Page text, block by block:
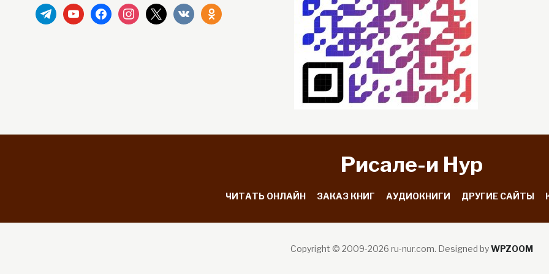
telegramyoutubefacebookinstagram
x vkontakteodnoklassniki
Рисале-и Hyp
ЧИТАТЬ ОНЛАЙН ЗАКАЗ КНИГ АУДИОКНИГИ ДРУГИЕ САЙТЫ
Copyright © 2009-2026 ru-nur.com. Designed byWPZOOM